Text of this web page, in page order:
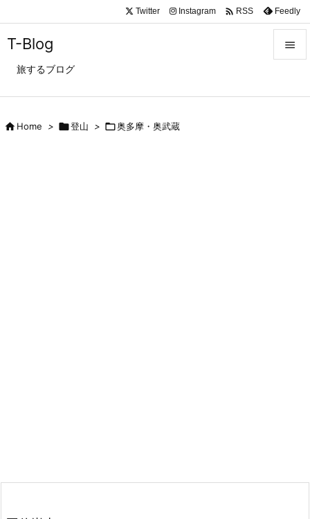
T-Blog
旅するブログ

Twitter Instagram  RSS Feedly
Home > 登山 > 奥多摩・奥武蔵